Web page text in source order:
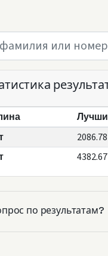
2086.78
4382.67
по результатам?